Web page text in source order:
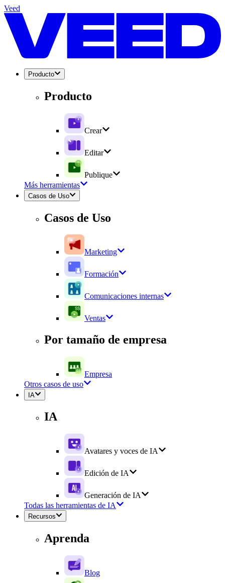
Veed
Producto
Producto
Crear
Editar
Publique
Más herramientas
Casos de Uso
Casos de Uso
Marketing
Formación
Comunicaciones internas
Ventas
Por tamaño de empresa
Empresa
Otros casos de uso
IA
IA
Avatares y voces de IA
Edición de IA
Generación de IA
Todas las herramientas de IA
Recursos
Aprenda
Blog